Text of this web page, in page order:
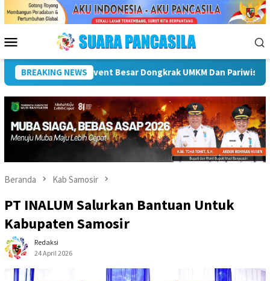
Menu
Mobile
BREAKING NEWS
Dukung Percepatan Penyaluran DAK Fisik Dan Dana Desa
Beranda Kab Samosir
PT INALUM Salurkan Bantuan Untuk
Kabupaten Samosir
Redaksi
24 April 2026